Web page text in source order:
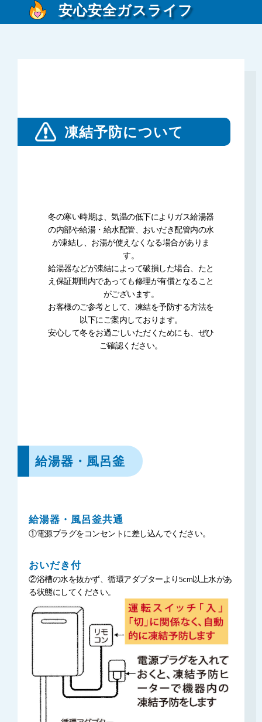
安心安全ガスライフ
凍結予防について
冬の寒い時期は、気温の低下によりガス給湯器
の内部や給湯・給水配管、おいだき配管内の水
が凍結し、お湯が使えなくなる場合がありま
す。
給湯器などが凍結によって破損した場合、たと
え保証期間内であっても修理が有償となること
がございます。
お客様のご参考として、凍結を予防する方法を
以下にご案内しております。
安心して冬をお過ごしいただくためにも、ぜひ
ご確認ください。
給湯器・風呂釜
給湯器・風呂釜共通
①電源プラグをコンセントに差し込んでください。
おいだき付
②浴槽の水を抜かず、循環アダプターより5cm以上水があ
る状態にしてください。